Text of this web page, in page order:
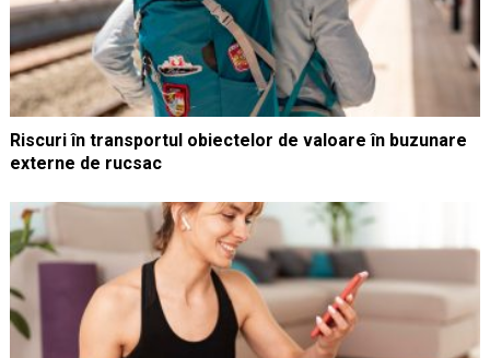
Riscuri în transportul obiectelor de valoare în buzunare
externe de rucsac